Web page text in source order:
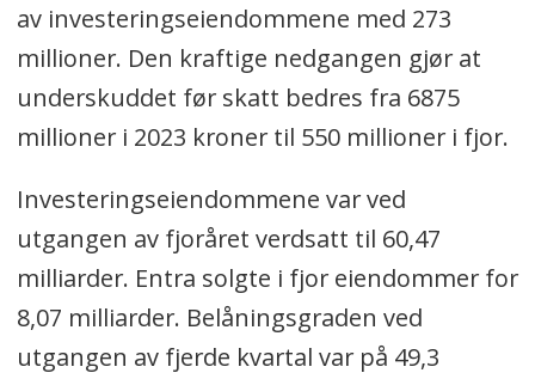
av investeringseiendommene med 273
millioner. Den kraftige nedgangen gjør at
underskuddet før skatt bedres fra 6875
millioner i 2023 kroner til 550 millioner i fjor.
Investeringseiendommene var ved
utgangen av fjoråret verdsatt til 60,47
milliarder. Entra solgte i fjor eiendommer for
8,07 milliarder. Belåningsgraden ved
utgangen av fjerde kvartal var på 49,3